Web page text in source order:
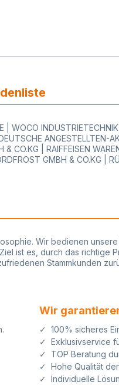
WOCO
ANGESTELLTEN-
CO.KG | RAIFFEISEN
GMBH & CO.KG |
Wir bedienen
ist es, durch das richtige
Stammkunden
Wir
✓ 100% sicheres
✓ Exklusivservice
✓ TOP Beratung
✓ Hohe Qualität
✓ Individuelle